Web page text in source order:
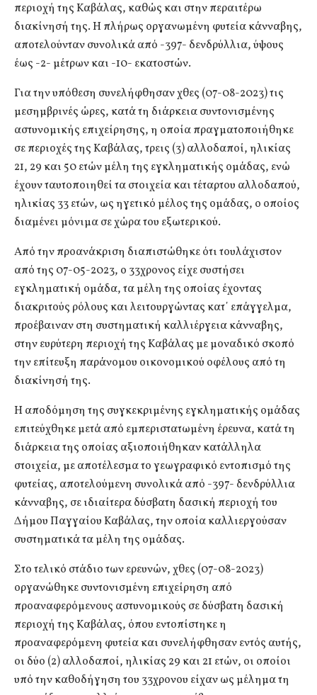
περιοχή της Καβάλας, καθώς και στην περαιτέρω
διακίνησή της. Η πλήρως οργανωμένη φυτεία κάνναβης,
αποτελούνταν συνολικά από -397- δενδρύλλια, ύψους
έως -2- μέτρων και -10- εκατοστών.
Για την υπόθεση συνελήφθησαν χθες (07-08-2023) τις
μεσημβρινές ώρες, κατά τη διάρκεια συντονισμένης
αστυνομικής επιχείρησης, η οποία πραγματοποιήθηκε
σε περιοχές της Καβάλας, τρεις (3) αλλοδαποί, ηλικίας
21, 29 και 50 ετών μέλη της εγκληματικής ομάδας, ενώ
έχουν ταυτοποιηθεί τα στοιχεία και τέταρτου αλλοδαπού,
ηλικίας 33 ετών, ως ηγετικό μέλος της ομάδας, ο οποίος
διαμένει μόνιμα σε χώρα του εξωτερικού.
Από την προανάκριση διαπιστώθηκε ότι τουλάχιστον
από της 07-05-2023, o 33χρονος είχε συστήσει
εγκληματική ομάδα, τα μέλη της οποίας έχοντας
διακριτούς ρόλους και λειτουργώντας κατ΄ επάγγελμα,
προέβαιναν στη συστηματική καλλιέργεια κάνναβης,
στην ευρύτερη περιοχή της Καβάλας με μοναδικό σκοπό
την επίτευξη παράνομου οικονομικού οφέλους από τη
διακίνησή της.
Η αποδόμηση της συγκεκριμένης εγκληματικής ομάδας
επιτεύχθηκε μετά από εμπεριστατωμένη έρευνα, κατά τη
διάρκεια της οποίας αξιοποιήθηκαν κατάλληλα
στοιχεία, με αποτέλεσμα το γεωγραφικό εντοπισμό της
φυτείας, αποτελούμενη συνολικά από -397- δενδρύλλια
κάνναβης, σε ιδιαίτερα δύσβατη δασική περιοχή του
Δήμου Παγγαίου Καβάλας, την οποία καλλιεργούσαν
συστηματικά τα μέλη της ομάδας.
Στο τελικό στάδιο των ερευνών, χθες (07-08-2023)
οργανώθηκε συντονισμένη επιχείρηση από
προαναφερόμενους αστυνομικούς σε δύσβατη δασική
περιοχή της Καβάλας, όπου εντοπίστηκε η
προαναφερόμενη φυτεία και συνελήφθησαν εντός αυτής,
οι δύο (2) αλλοδαποί, ηλικίας 29 και 21 ετών, οι οποίοι
υπό την καθοδήγηση του 33χρονου είχαν ως μέλημα τη